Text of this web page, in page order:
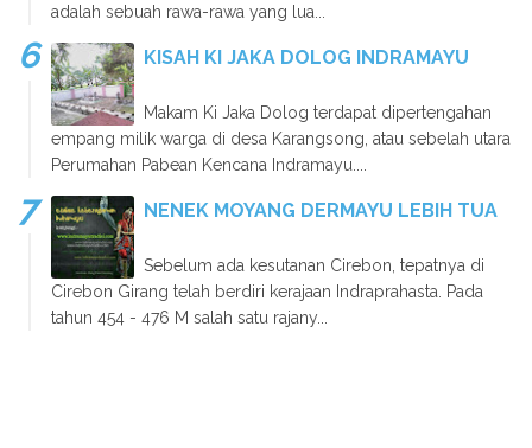
adalah sebuah rawa-rawa yang lua...
KISAH KI JAKA DOLOG INDRAMAYU
Makam Ki Jaka Dolog terdapat dipertengahan
empang milik warga di desa Karangsong, atau sebelah utara
Perumahan Pabean Kencana Indramayu....
NENEK MOYANG DERMAYU LEBIH TUA
Sebelum ada kesutanan Cirebon, tepatnya di
Cirebon Girang telah berdiri kerajaan Indraprahasta. Pada
tahun 454 - 476 M salah satu rajany...